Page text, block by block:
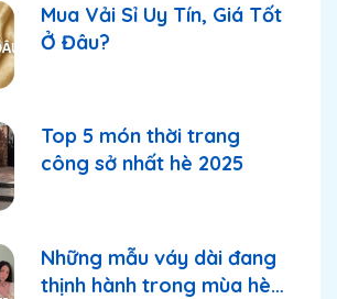
Mua Vải Sỉ Uy Tín, Giá Tốt
Ở Đâu?
Top 5 món thời trang
công sở nhất hè 2025
Những mẫu váy dài đang
thịnh hành trong mùa hè